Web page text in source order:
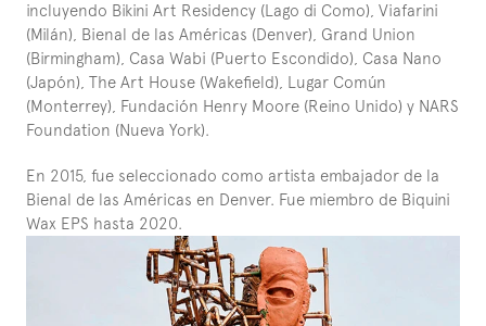
incluyendo Bikini Art Residency (Lago di Como), Viafarini
(Milán), Bienal de las Américas (Denver), Grand Union
(Birmingham), Casa Wabi (Puerto Escondido), Casa Nano
(Japón), The Art House (Wakefield), Lugar Común
(Monterrey), Fundación Henry Moore (Reino Unido) y NARS
Foundation (Nueva York).
En 2015, fue seleccionado como artista embajador de la
Bienal de las Américas en Denver. Fue miembro de Biquini
Wax EPS hasta 2020.